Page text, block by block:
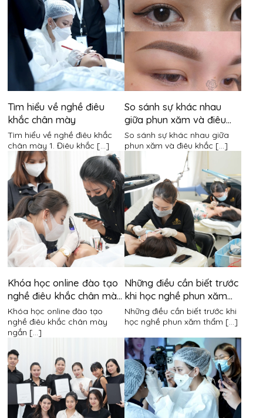
Tìm hiểu về nghề điêu
khắc chân mày
Tìm hiểu về nghề điêu khắc
chân mày 1. Điêu khắc [...]
So sánh sự khác nhau
giữa phun xăm và điêu
khắc chân mày
So sánh sự khác nhau giữa
phun xăm và điêu khắc [...]
Khóa học online đào tạo
nghề điêu khắc chân mày
ngắn hạn
Khóa học online đào tạo
nghề điêu khắc chân mày
ngắn [...]
Những điều cần biết trước
khi học nghề phun xăm
thẩm mỹ
Những điều cần biết trước khi
học nghề phun xăm thẩm [...]